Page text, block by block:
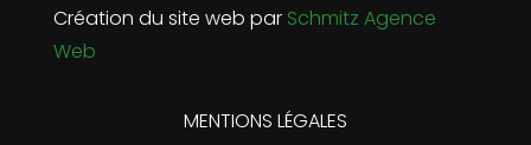
Création du site web par Schmitz Agence
Web
MENTIONS LÉGALES